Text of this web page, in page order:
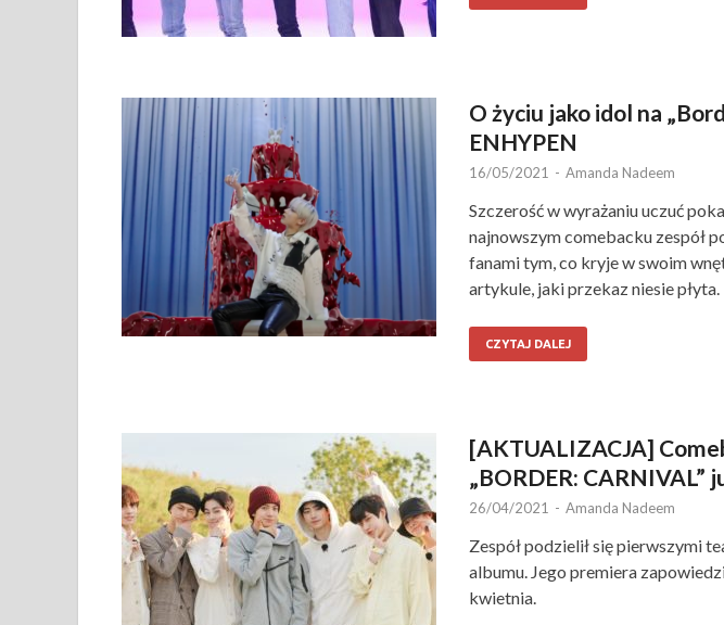
O życiu jako idol na
ENHYPEN
16/05/2021 - Amanda Nadeem
Szczerość w wyrażaniu uczuć
najnowszym comebacku zespół
fanami tym, co kryje w swoim
artykule, jaki przekaz niesie płyta.
CZYTAJ DALEJ
[AKTUALIZACJA]
„BORDER: CARNIVAL”
26/04/2021 - Amanda Nadeem
Zespół podzielił się pierwszymi
albumu. Jego premiera
kwietnia.